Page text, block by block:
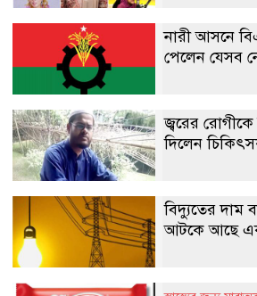
নারী আসনে
পেলেন যেসব
জ্বরের
দিলেন
বিদ্যুতের দাম
আটকে আছে